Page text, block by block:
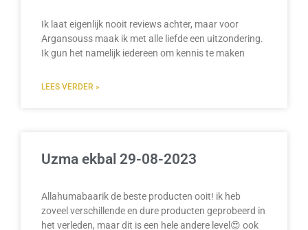
Ik laat eigenlijk nooit reviews achter, maar voor
Argansouss maak ik met alle liefde een uitzondering.
Ik gun het namelijk iedereen om kennis te maken
LEES VERDER »
Uzma ekbal 29-08-2023
Allahumabaarik de beste producten ooit! ik heb
zoveel verschillende en dure producten geprobeerd in
het verleden, maar dit is een hele andere level😍 ook